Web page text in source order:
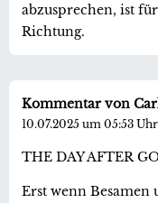
abzusprechen, ist
Richtung.
Kommentar von
10.07.2025 um 05:53 Uhr
THE DAY AFTER
Erst wenn Besamen